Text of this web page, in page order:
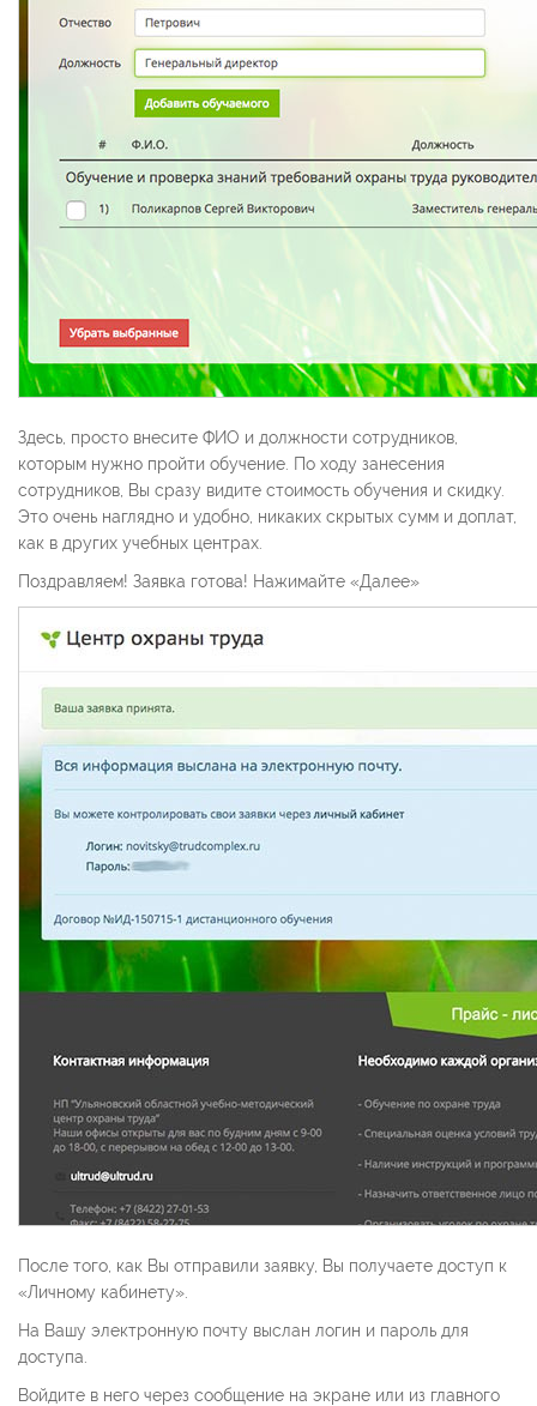
Здесь, просто внесите ФИО и должности сотрудников,
которым нужно пройти обучение. По ходу занесения
сотрудников, Вы сразу видите стоимость обучения и скидку.
Это очень наглядно и удобно, никаких скрытых сумм и доплат,
как в других учебных центрах.
Поздравляем! Заявка готова! Нажимайте «Далее»
После того, как Вы отправили заявку, Вы получаете доступ к
«Личному кабинету».
На Вашу электронную почту выслан логин и пароль для
доступа.
Войдите в него через сообщение на экране или из главного